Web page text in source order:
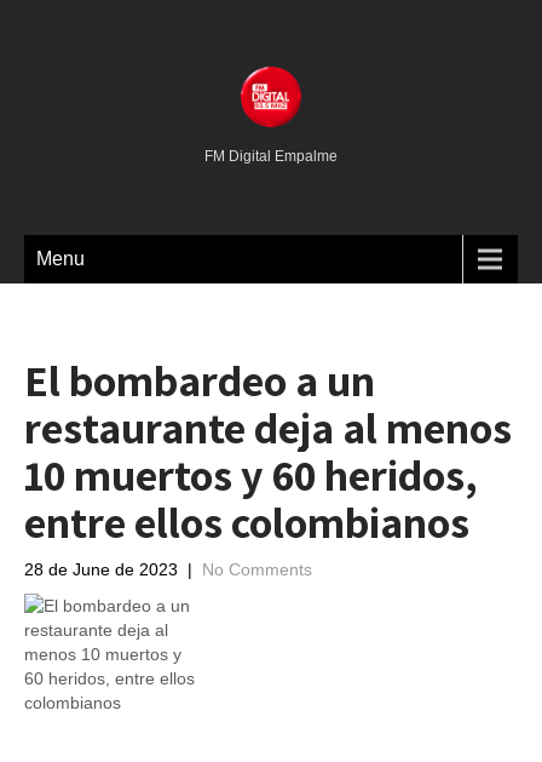
FM Digital Empalme
Menu
El bombardeo a un
restaurante deja al menos
10 muertos y 60 heridos,
entre ellos colombianos
28 de June de 2023 | No Comments